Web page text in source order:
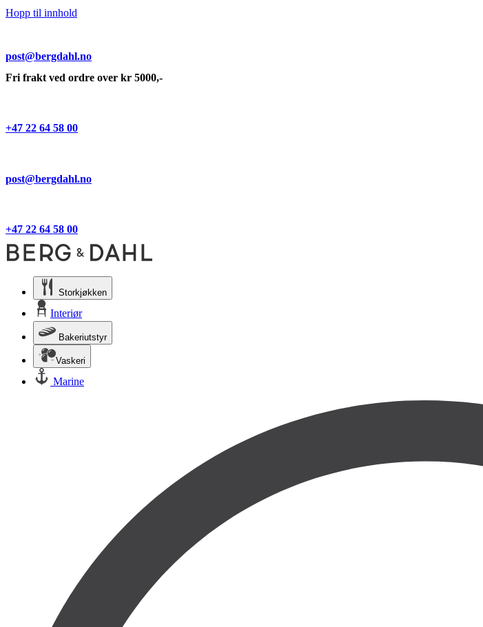
Hopp til innhold
post@bergdahl.no
Fri frakt ved ordre over kr 5000,-
+47 22 64 58 00
post@bergdahl.no
+47 22 64 58 00
Storkjøkken
Interiør
Bakeriutstyr
Vaskeri
Marine